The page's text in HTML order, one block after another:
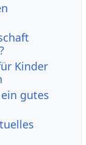
Kinder
gutes